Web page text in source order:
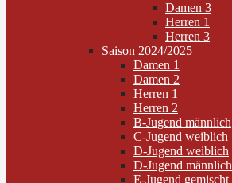
Damen 3
Herren 1
Herren 3
Saison 2024/2025
Damen 1
Damen 2
Herren 1
Herren 2
B-Jugend männlich
C-Jugend weiblich
D-Jugend weiblich
D-Jugend männlich
E-Jugend gemischt